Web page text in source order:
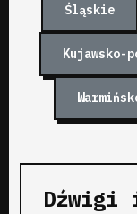
Śląskie
Kujawsko-
Dźwigi